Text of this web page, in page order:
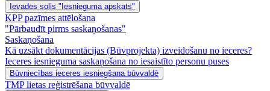
Ievades solis "Iesnieguma apskats"
KPP pazīmes attēlošana
"Pārbaudīt pirms saskaņošanas"
Saskaņošana
Kā uzsākt dokumentācijas (Būvprojekta) izveidošanu no ieceres?
Ieceres iesnieguma saskaņošana no iesaistīto personu puses
Būvniecības ieceres iesniegšana būvvaldē
TMP lietas reģistrēšana būvvaldē